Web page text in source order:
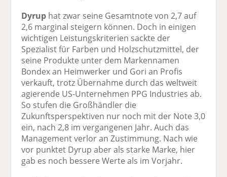
Dyrup hat zwar seine Gesamtnote von 2,7 auf
2,6 marginal steigern können. Doch in einigen
wichtigen Leistungskriterien sackte der
Spezialist für Farben und Holzschutzmittel, der
seine Produkte unter dem Markennamen
Bondex an Heimwerker und Gori an Profis
verkauft, trotz Übernahme durch das weltweit
agierende US-Unternehmen PPG Industries ab.
So stufen die Großhändler die
Zukunftsperspektiven nur noch mit der Note 3,0
ein, nach 2,8 im vergangenen Jahr. Auch das
Management verlor an Zustimmung. Nach wie
vor punktet Dyrup aber als starke Marke, hier
gab es noch bessere Werte als im Vorjahr.